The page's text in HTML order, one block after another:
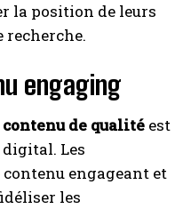
la position de leurs
recherche.
engaging
contenu de qualité est
Les
engageant et
les